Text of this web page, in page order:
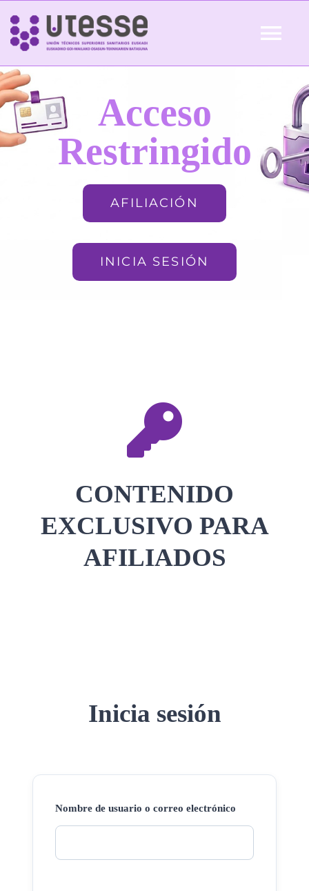
Skip
content
Inicio
QUIÉNES SOMOS Acceso
Restringido
AFILIACIÓN
INICIA SESIÓN
CONTENIDO
EXCLUSIVO PARA
AFILIADOS
Inicia sesión
Nombre de usuario o correo electrónico